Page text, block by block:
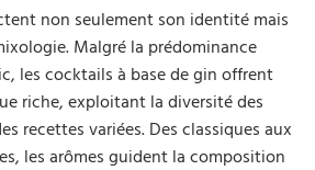
non seulement son identité mais
Malgré la prédominance
les cocktails à base de gin offrent
riche, exploitant la diversité des
recettes variées. Des classiques aux
les arômes guident la composition